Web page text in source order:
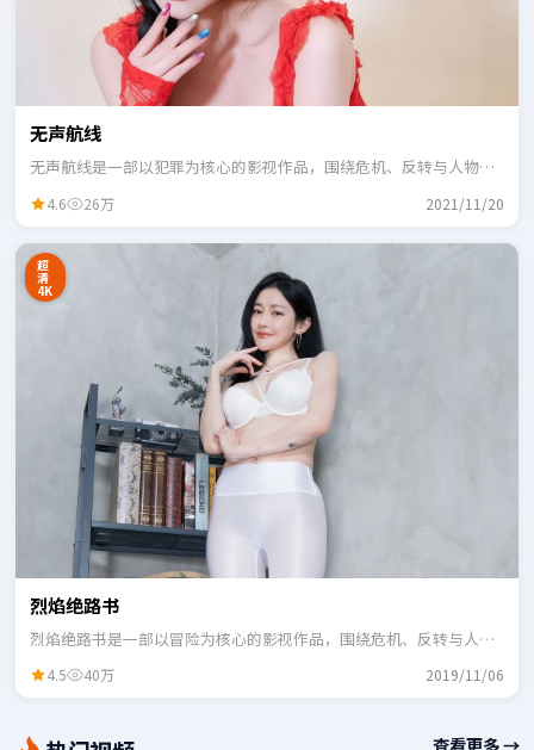
无声航线
无声航线是一部以犯罪为核心的影视作品，围绕危机、反转与人物成
4.6 26万 2021/11/20
超
清
4K
烈焰绝路书
烈焰绝路书是一部以冒险为核心的影视作品，围绕危机、反转与人物
4.5 40万 2019/11/06
查看更多 →